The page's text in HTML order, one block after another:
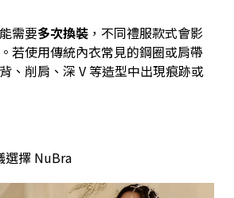
需要多次換裝 ，不同禮服款式會影
若使用傳統內衣常見的鋼圈或肩帶
、削肩、深 V 等造型中出現痕跡或
選擇 NuBra